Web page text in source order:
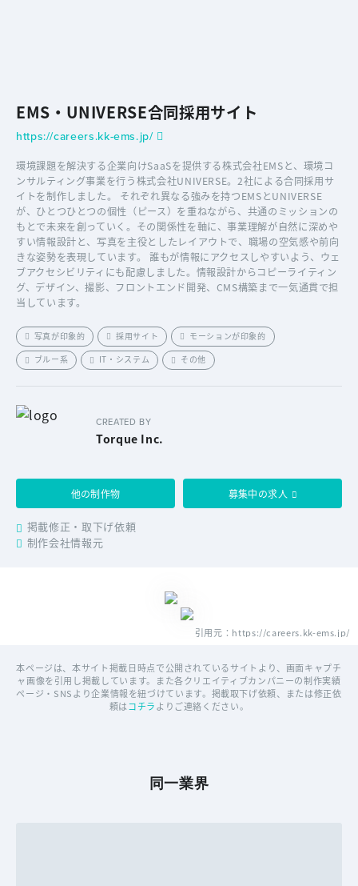
EMS・UNIVERSE合同採用サイト
https://careers.kk-ems.jp/
環境課題を解決する企業向けSaaSを提供する株式会社EMSと、環境コ
ンサルティング事業を行う株式会社UNIVERSE。2社による合同採用サ
イトを制作しました。 それぞれ異なる強みを持つEMSとUNIVERSE
が、ひとつひとつの個性（ピース）を重ねながら、共通のミッションの
もとで未来を創っていく。その関係性を軸に、事業理解が自然に深めや
すい情報設計と、写真を主役としたレイアウトで、職場の空気感や前向
きな姿勢を表現しています。 誰もが情報にアクセスしやすいよう、ウェ
ブアクセシビリティにも配慮しました。情報設計からコピーライティン
グ、デザイン、撮影、フロントエンド開発、CMS構築まで一気通貫で担
当しています。
写真が印象的 採用サイト
モーションが印象的
ブルー系
IT・システム その他
CREATED BY
Torque Inc.
他の制作物 募集中の求人
掲載修正・取下げ依頼
制作会社情報元
引用元：https://careers.kk-ems.jp/
本ページは、本サイト掲載日時点で公開されているサイトより、画面キャプチ
ャ画像を引用し掲載しています。また各クリエイティブカンパニーの制作実績
ページ・SNSより企業情報を紐づけています。掲載取下げ依頼、または修正依
頼はコチラよりご連絡ください。
同一業界